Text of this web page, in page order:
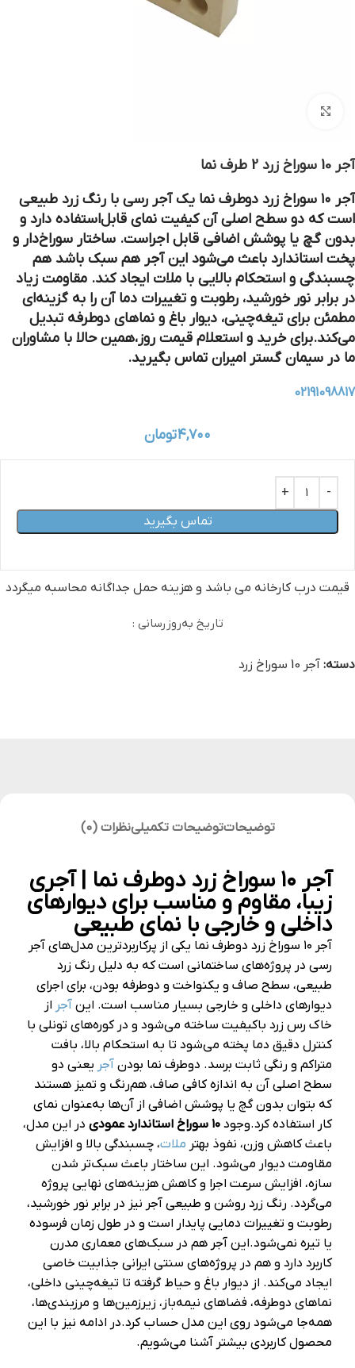
آجر 10 سوراخ زرد 2 طرف نما
آجر ۱۰ سوراخ زرد دوطرف نما یک آجر رسی با رنگ زرد طبیعی
است که دو سطح اصلی آن کیفیت نمای قابل‌استفاده دارد و
بدون گچ یا پوشش اضافی قابل اجراست. ساختار سوراخ‌دار و
پخت استاندارد باعث می‌شود این آجر هم سبک باشد هم
چسبندگی و استحکام بالایی با ملات ایجاد کند. مقاومت زیاد
در برابر نور خورشید، رطوبت و تغییرات دما آن را به گزینه‌ای
مطمئن برای تیغه‌چینی، دیوار باغ و نماهای دوطرفه تبدیل
می‌کند.برای خرید و استعلام قیمت روز،همین حالا با مشاوران
ما در سیمان گستر امیران تماس بگیرید.
02191098817
۴,۷۰۰تومان
تماس بگیرید
قیمت درب کارخانه می‏ باشد و هزینه حمل جداگانه محاسبه میگردد
تاریخ به‌روزرسانی :
دسته: آجر 10 سوراخ زرد
توضیحاتتوضیحات تکمیلینظرات (0)
آجر ۱۰ سوراخ زرد دوطرف نما | آجری
زیبا، مقاوم و مناسب برای دیوارهای
داخلی و خارجی با نمای طبیعی
آجر ۱۰ سوراخ زرد دوطرف نما یکی از پرکاربردترین مدل‌های آجر
رسی در پروژه‌های ساختمانی است که به دلیل رنگ زرد
طبیعی، سطح صاف و یکنواخت و دوطرفه بودن، برای اجرای
دیوارهای داخلی و خارجی بسیار مناسب است. این آجر از
خاک رس زرد باکیفیت ساخته می‌شود و در کوره‌های تونلی با
کنترل دقیق دما پخته می‌شود تا به استحکام بالا، بافت
متراکم و رنگی ثابت برسد. دوطرف نما بودن آجر یعنی دو
سطح اصلی آن به اندازه کافی صاف، هم‌رنگ و تمیز هستند
که بتوان بدون گچ یا پوشش اضافی از آن‌ها به‌عنوان نمای
کار استفاده کرد.وجود ۱۰ سوراخ استاندارد عمودی
در این مدل،
باعث کاهش وزن، نفوذ بهتر ملات، چسبندگی بالا و افزایش
مقاومت دیوار می‌شود. این ساختار باعث سبک‌تر شدن
سازه، افزایش سرعت اجرا و کاهش هزینه‌های نهایی پروژه
می‌گردد. رنگ زرد روشن و طبیعی آجر نیز در برابر نور خورشید،
رطوبت و تغییرات دمایی پایدار است و در طول زمان فرسوده
یا تیره نمی‌شود.این آجر هم در سبک‌های معماری مدرن
کاربرد دارد و هم در پروژه‌های سنتی ایرانی جذابیت خاصی
ایجاد می‌کند. از دیوار باغ و حیاط گرفته تا تیغه‌چینی داخلی،
نماهای دوطرفه، فضاهای نیمه‌باز، زیرزمین‌ها و مرزبندی‌ها،
همه‌جا می‌شود روی این مدل حساب کرد.در ادامه نیز با این
محصول کاربردی بیشتر آشنا می‌شویم.